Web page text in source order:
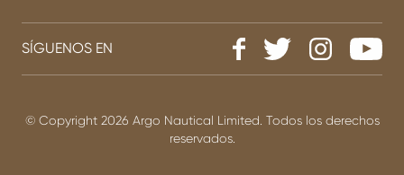
SÍGUENOS EN
© Copyright 2026 Argo Nautical Limited. Todos los derechos
reservados.